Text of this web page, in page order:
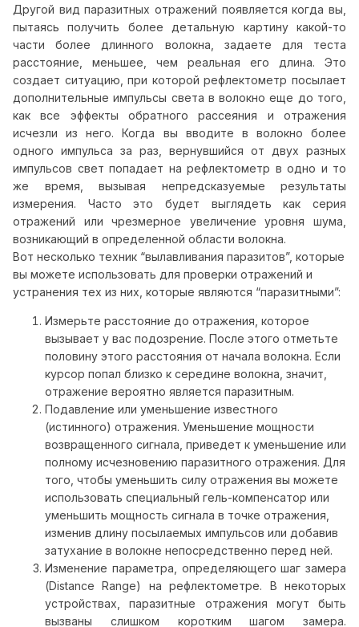
Другой вид паразитных отражений появляется когда вы,
пытаясь получить более детальную картину какой-то
части более длинного волокна, задаете для теста
расстояние, меньшее, чем реальная его длина. Это
создает ситуацию, при которой рефлектометр посылает
дополнительные импульсы света в волокно еще до того,
как все эффекты обратного рассеяния и отражения
исчезли из него. Когда вы вводите в волокно более
одного импульса за раз, вернувшийся от двух разных
импульсов свет попадает на рефлектометр в одно и то
же время, вызывая непредсказуемые результаты
измерения. Часто это будет выглядеть как серия
отражений или чрезмерное увеличение уровня шума,
возникающий в определенной области волокна.
Вот несколько техник “вылавливания паразитов”, которые
вы можете использовать для проверки отражений и
устранения тех из них, которые являются “паразитными”:
Измерьте расстояние до отражения, которое
вызывает у вас подозрение. После этого отметьте
половину этого расстояния от начала волокна. Если
курсор попал близко к середине волокна, значит,
отражение вероятно является паразитным.
Подавление или уменьшение известного
(истинного) отражения. Уменьшение мощности
возвращенного сигнала, приведет к уменьшение или
полному исчезновению паразитного отражения. Для
того, чтобы уменьшить силу отражения вы можете
использовать специальный гель-компенсатор или
уменьшить мощность сигнала в точке отражения,
изменив длину посылаемых импульсов или добавив
затухание в волокне непосредственно перед ней.
Изменение параметра, определяющего шаг замера
(Distance Range) на рефлектометре. В некоторых
устройствах, паразитные отражения могут быть
вызваны слишком коротким шагом замера.